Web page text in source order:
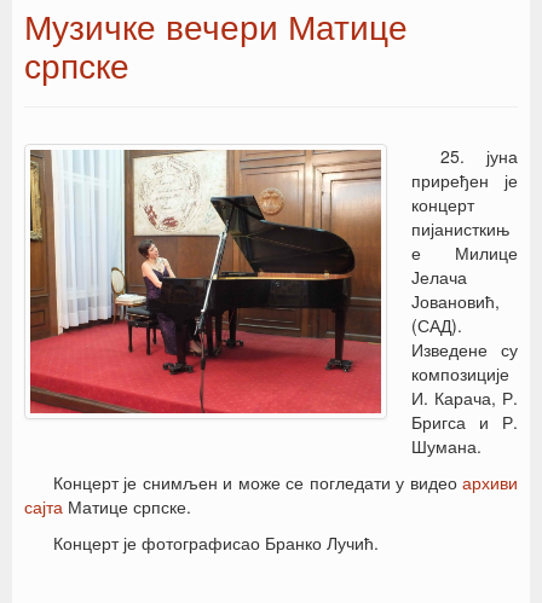
Музичке вечери Матице
српске
25. јуна
приређен је
концерт
пијанисткињ
е Милице
Јелача
Јовановић,
(САД).
Изведене су
композиције
И. Карача, Р.
Бригса и Р.
Шумана.
Концерт је снимљен и може се погледати у видео архиви
сајта Матице српске.
Концерт је фотографисао Бранко Лучић.